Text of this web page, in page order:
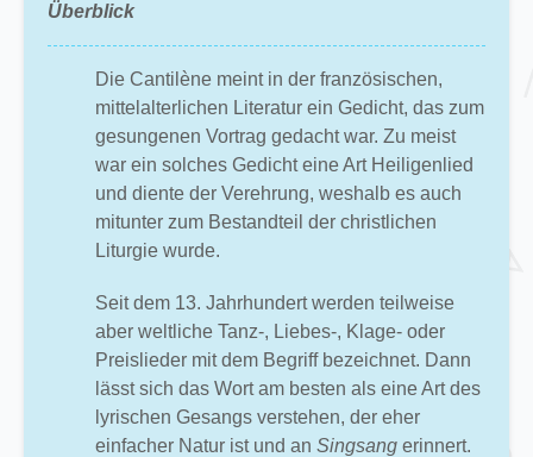
Überblick
Die Cantilène meint in der französischen,
mittelalterlichen Literatur ein Gedicht, das zum
gesungenen Vortrag gedacht war. Zu meist
war ein solches Gedicht eine Art Heiligenlied
und diente der Verehrung, weshalb es auch
mitunter zum Bestandteil der christlichen
Liturgie wurde.
Seit dem 13. Jahrhundert werden teilweise
aber weltliche Tanz-, Liebes-, Klage- oder
Preislieder mit dem Begriff bezeichnet. Dann
lässt sich das Wort am besten als eine Art des
lyrischen Gesangs verstehen, der eher
einfacher Natur ist und an Singsang erinnert.